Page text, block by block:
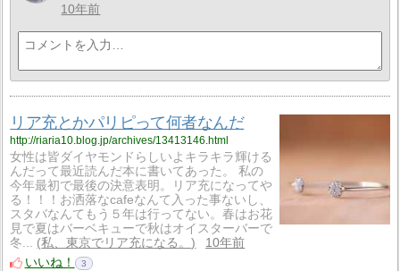
10年前
リア充とかパリピって何者なんだ
http://riaria10.blog.jp/archives/13413146.html
女性は皆ダイヤモンドらしいよキラキラ輝ける
んだって最近読んだ本に書いてあった。 私の
今年最初で最後の決意表明。リア充になってや
る！！！お洒落なcafeなんて入った事ないし、
スタバなんてもう５年は行ってない。春はお花
見で夏はバーベキューで秋はオイスターバーで
冬...
私、東京でリア充になる。
10年前
いいね！
3